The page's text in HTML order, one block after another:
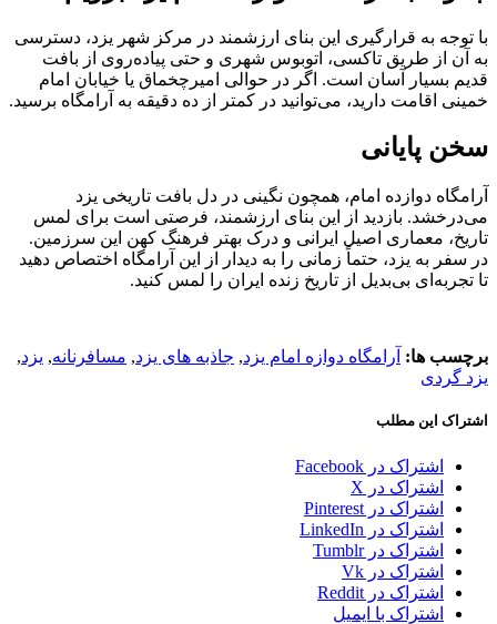
با توجه به قرارگیری این بنای ارزشمند در مرکز شهر یزد، دسترسی
به آن از طریق تاکسی، اتوبوس شهری و حتی پیاده‌روی از بافت
قدیم بسیار آسان است. اگر در حوالی امیرچخماق یا خیابان امام
خمینی اقامت دارید، می‌توانید در کمتر از ده دقیقه به آرامگاه برسید.
سخن پایانی
آرامگاه دوازده امام، همچون نگینی در دل بافت تاریخی یزد
می‌درخشد. بازدید از این بنای ارزشمند، فرصتی است برای لمس
تاریخ، معماری اصیل ایرانی و درک بهتر فرهنگ کهن این سرزمین.
در سفر به یزد، حتماً زمانی را به دیدار از این آرامگاه اختصاص دهید
تا تجربه‌ای بی‌بدیل از تاریخ زنده ایران را لمس کنید.
برچسب ها: آرامگاه دوازه امام یزد, جاذبه های یزد, مسافرنانه, یزد,
یزد گردی
اشتراک این مطلب
اشتراک در Facebook
اشتراک در X
اشتراک در Pinterest
اشتراک در LinkedIn
اشتراک در Tumblr
اشتراک در Vk
اشتراک در Reddit
اشتراک با ایمیل